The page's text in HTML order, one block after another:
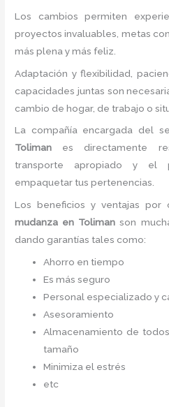
Los cambios permiten
proyectos invaluables, metas
más plena y más feliz.
Adaptación y flexibilidad,
capacidades juntas son
cambio de hogar, de trabajo o
La compañía encargada del
Toliman es directamente
transporte apropiado y el
empaquetar tus pertenencias.
Los beneficios y ventajas por
mudanza en Tolimanson
dando garantías tales como:
Ahorro en tiempo
Es más seguro
Personal especializado y
Asesoramiento
Almacenamiento de
tamaño
Minimiza el estrés
etc